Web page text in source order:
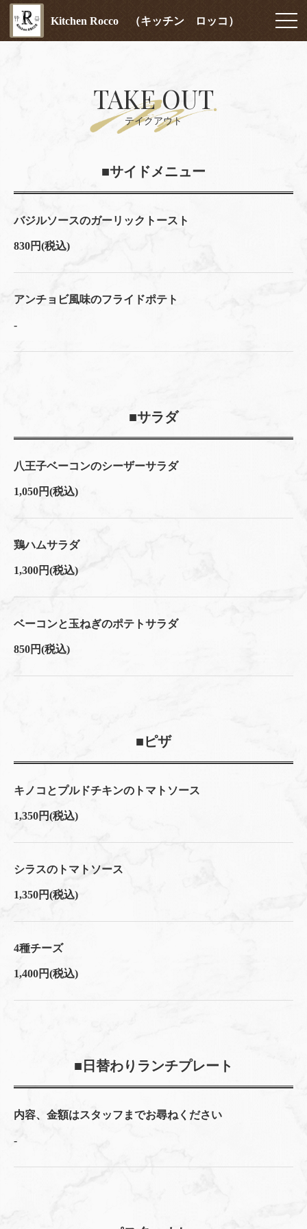
Kitchen Rocco （キッチン ロッコ）
TAKE OUT
テイクアウト
■サイドメニュー
バジルソースのガーリックトースト
830円(税込)
アンチョビ風味のフライドポテト
-
■サラダ
八王子ベーコンのシーザーサラダ
1,050円(税込)
鶏ハムサラダ
1,300円(税込)
ベーコンと玉ねぎのポテトサラダ
850円(税込)
■ピザ
キノコとプルドチキンのトマトソース
1,350円(税込)
シラスのトマトソース
1,350円(税込)
4種チーズ
1,400円(税込)
■日替わりランチプレート
内容、金額はスタッフまでお尋ねください
-